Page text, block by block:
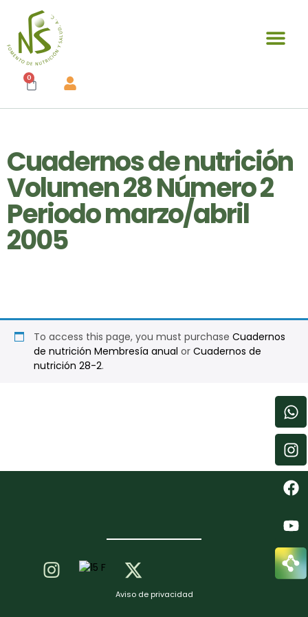
0
Cuadernos de nutrición
Volumen 28 Número 2
Periodo marzo/abril
2005
To access this page, you must purchase Cuadernos
de nutrición Membresía anual or Cuadernos de
nutrición 28-2.
Aviso de privacidad